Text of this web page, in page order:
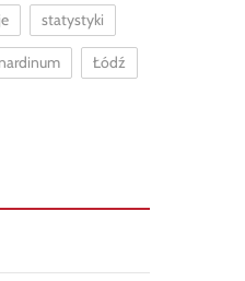
statystyki
Łódź